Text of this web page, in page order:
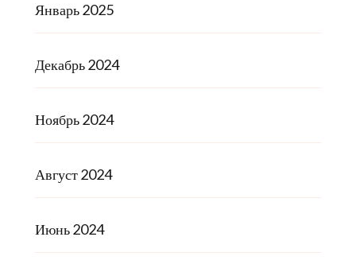
Январь 2025
Декабрь 2024
Ноябрь 2024
Август 2024
Июнь 2024